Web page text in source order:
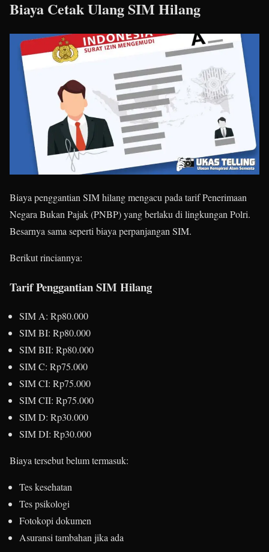
Biaya Cetak Ulang SIM Hilang
Biaya penggantian SIM hilang mengacu pada tarif Penerimaan
Negara Bukan Pajak (PNBP) yang berlaku di lingkungan Polri.
Besarnya sama seperti biaya perpanjangan SIM.
Berikut rinciannya:
Tarif Penggantian SIM Hilang
SIM A: Rp80.000
SIM BI: Rp80.000
SIM BII: Rp80.000
SIM C: Rp75.000
SIM CI: Rp75.000
SIM CII: Rp75.000
SIM D: Rp30.000
SIM DI: Rp30.000
Biaya tersebut belum termasuk:
Tes kesehatan
Tes psikologi
Fotokopi dokumen
Asuransi tambahan jika ada